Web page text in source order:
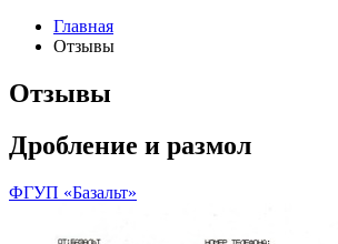
Главная
Отзывы
Отзывы
Дробление и размол
ФГУП «Базальт»